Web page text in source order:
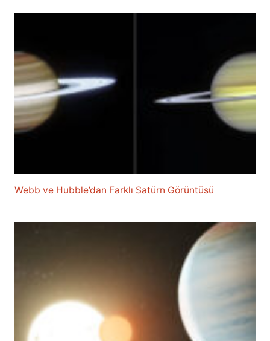
Webb ve Hubble’dan Farklı Satürn Görüntüsü